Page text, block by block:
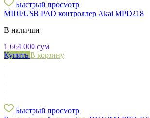
Быстрый просмотр
MIDI/USB PAD контроллер Akai MPD218
В наличии
1 664 000 сум
Купить В корзину
Быстрый просмотр